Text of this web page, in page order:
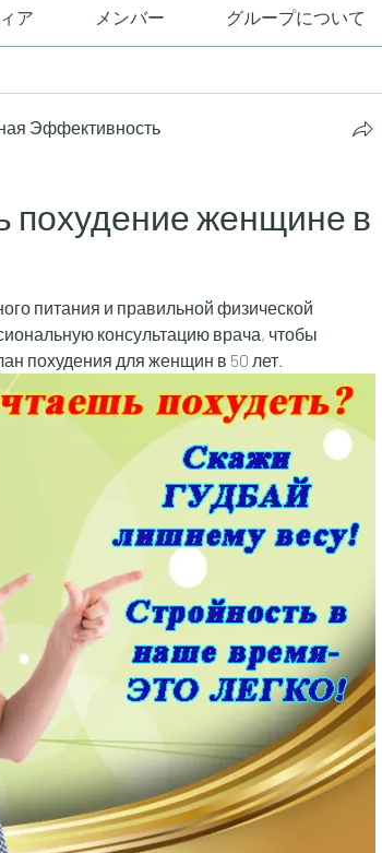
ア メンバー グループについて
Эффективность
похудение женщине в
питания и правильной физической
консультацию врача, чтобы
похудения для женщин в 50 лет.